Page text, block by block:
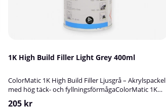
1K High Build Filler Light Grey 400ml
ColorMatic 1K High Build Filler Ljusgrå – Akrylspackel
med hög täck- och fyllningsförmågaColorMatic 1K
High Build Filler i ljusgrå nyans är ett högkvalitativt, 1-
205 kr